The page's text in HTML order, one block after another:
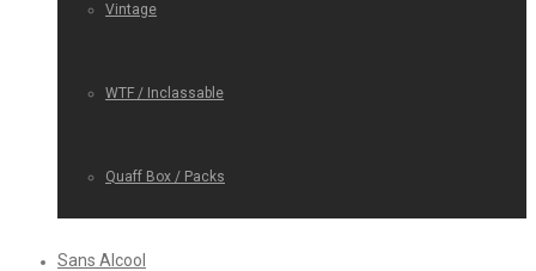
Vintage
WTF / Inclassable
Quaff Box / Packs
Sans Alcool